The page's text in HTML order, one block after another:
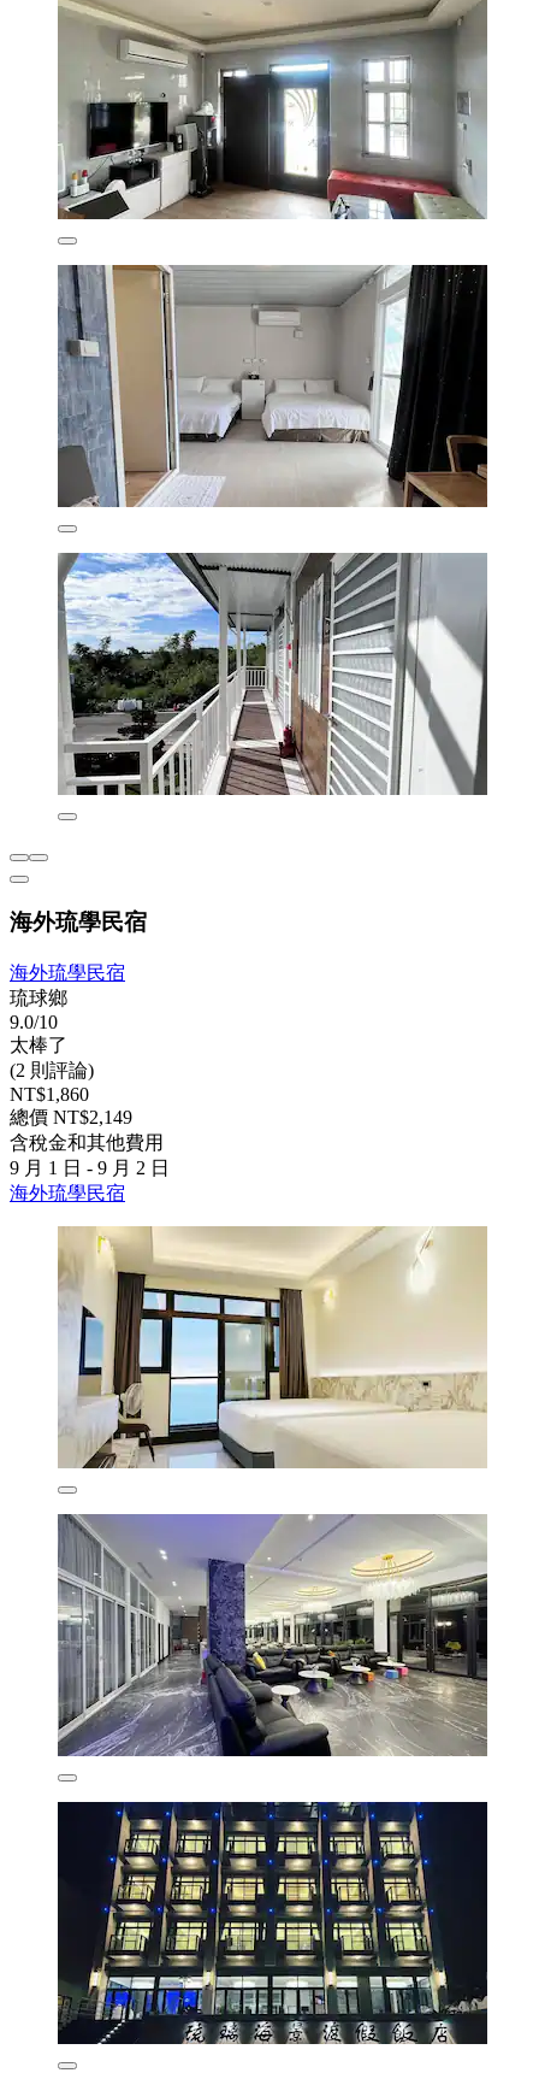
海外琉學民宿
海外琉學民宿
琉球鄉
9.0/10
太棒了
(2 則評論)
NT$1,860
總價 NT$2,149
含稅金和其他費用
9 月 1 日 - 9 月 2 日
海外琉學民宿